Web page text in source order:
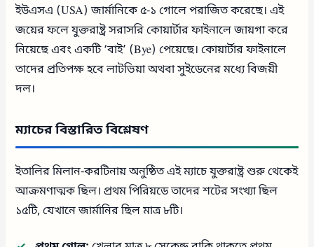
ইউএসএ (USA) জার্মানিকে ৫-১ গোলে পরাজিত করেছে। এই
জয়ের ফলে যুক্তরাষ্ট্র সরাসরি কোয়ার্টার ফাইনালে জায়গা করে
নিয়েছে এবং একটি ‘বাই’ (Bye) পেয়েছে। কোয়ার্টার ফাইনালে
তাদের প্রতিপক্ষ হবে লাটভিয়া অথবা সুইডেনের মধ্যে বিজয়ী
দল।
ম্যাচের বিস্তারিত বিশ্লেষণ
ইতালির মিলান-করটিনায় অনুষ্ঠিত এই ম্যাচে যুক্তরাষ্ট্র শুরু থেকেই
আক্রমণাত্মক ছিল। প্রথম পিরিয়ডে তাদের শটের সংখ্যা ছিল
১৫টি, যেখানে জার্মানির ছিল মাত্র ৮টি।